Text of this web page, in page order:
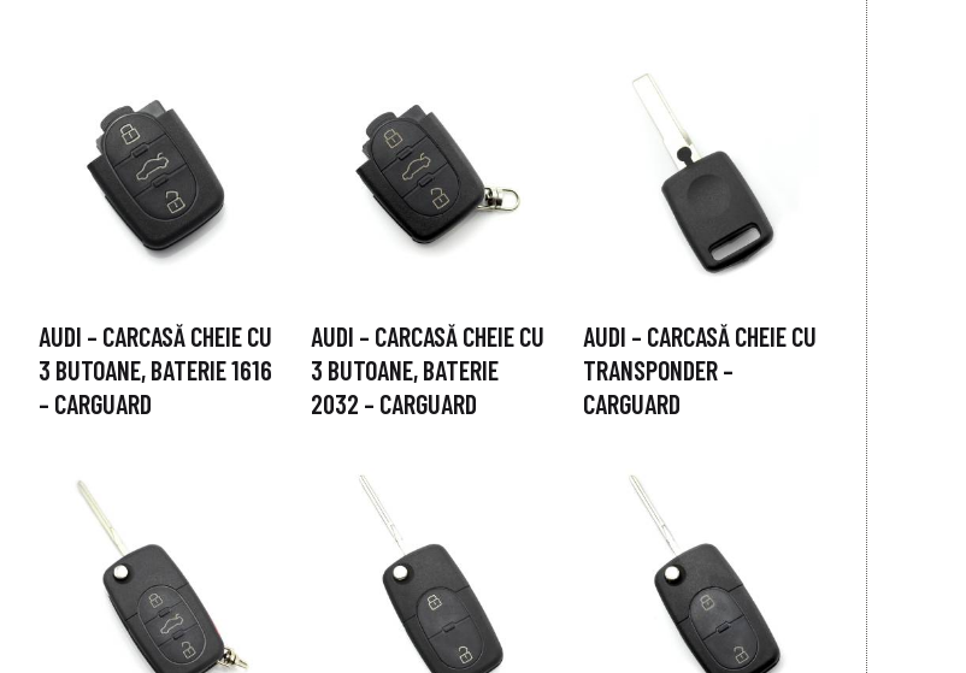
AUDI – CARCASĂ CHEIE CU
3 BUTOANE, BATERIE 1616
– CARGUARD
AUDI – CARCASĂ CHEIE CU
3 BUTOANE, BATERIE
2032 – CARGUARD
AUDI – CARCASĂ CHEIE CU
TRANSPONDER –
CARGUARD